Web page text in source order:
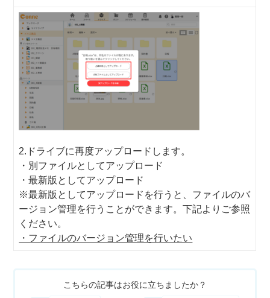
2.ドライブに再度アップロードします。
・別ファイルとしてアップロード
・最新版としてアップロード
※最新版としてアップロードを行うと、ファイルのバ
ージョン管理を行うことができます。下記よりご参照
ください。
・ファイルのバージョン管理を行いたい
こちらの記事はお役に立ちましたか？